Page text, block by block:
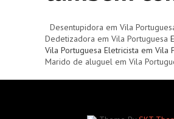
Desentupidora em Vila
Dedetizadora em Vila Portuguesa
Vila Portuguesa Eletricista em Vila
Marido de aluguel em Vila